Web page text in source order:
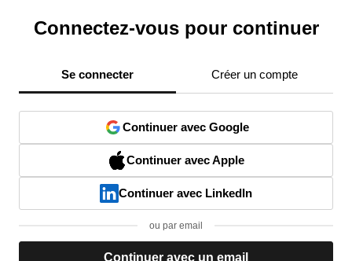
Connectez-vous pour continuer
Se connecter Créer un compte
Continuer avec Google
Continuer avec Apple
Continuer avec LinkedIn
ou par email
Continuer avec un email